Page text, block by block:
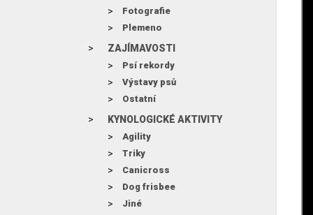
Fotografie
Plemeno
ZAJÍMAVOSTI
Psí rekordy
Výstavy psů
Ostatní
KYNOLOGICKÉ AKTIVITY
Agility
Triky
Canicross
Dog frisbee
Jiné